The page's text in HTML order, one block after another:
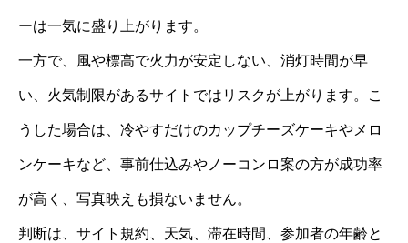
ーは一気に盛り上がります。
一方で、風や標高で火力が安定しない、消灯時間が早
い、火気制限があるサイトではリスクが上がります。こ
うした場合は、冷やすだけのカップチーズケーキやメロ
ンケーキなど、事前仕込みやノーコンロ案の方が成功率
が高く、写真映えも損ないません。
判断は、サイト規約、天気、滞在時間、参加者の年齢と